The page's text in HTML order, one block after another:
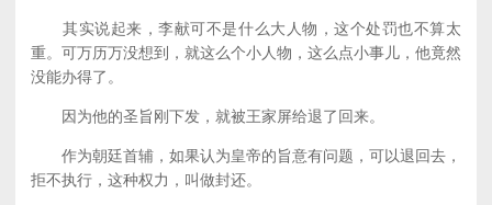
其实说起来，李献可不是什么大人物，这个处罚也不算太
重。可万历万没想到，就这么个小人物，这么点小事儿，他竟然
没能办得了。
因为他的圣旨刚下发，就被王家屏给退了回来。
作为朝廷首辅，如果认为皇帝的旨意有问题，可以退回去，
拒不执行，这种权力，叫做封还。